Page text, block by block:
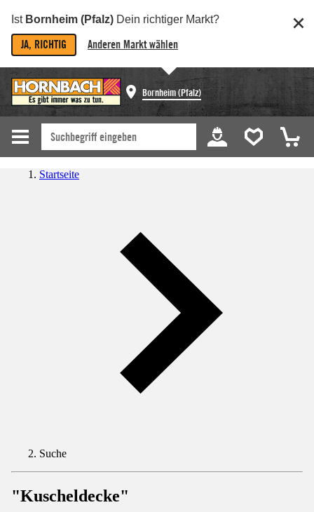
Ist Bornheim (Pfalz) Dein richtiger Markt?
JA, RICHTIG Anderen Markt wählen
Bornheim (Pfalz)
Startseite
Suche
"Kuscheldecke"